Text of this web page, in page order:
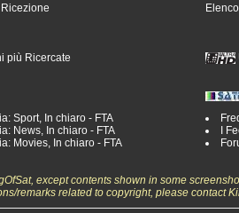
più Ricercate
Sport, In chiaro - FTA
News, In chiaro - FTA
Movies, In chiaro - FTA
I
except contents shown in some
remarks related to copyright, please contact